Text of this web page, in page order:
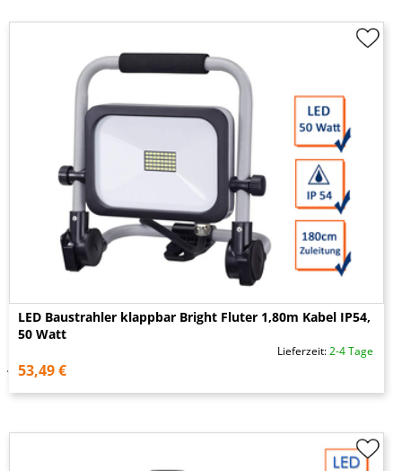
LED Baustrahler klappbar Bright Fluter 1,80m Kabel IP54,
50 Watt
Lieferzeit:2-4 Tage
53,49 €